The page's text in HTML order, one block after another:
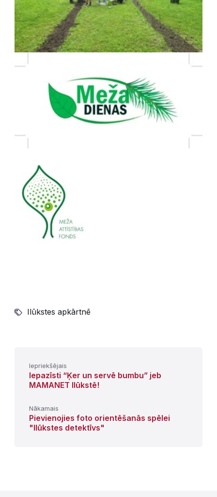
Ilūkstes apkārtnē
Iepriekšējais
Iepazīsti “Ķer un servē bumbu” jeb
MAMANET Ilūkstē!
Nākamais
Pievienojies foto orientēšanās spēlei
"Ilūkstes detektīvs"